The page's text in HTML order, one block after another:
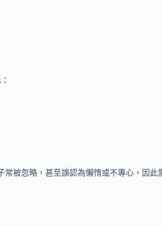
被忽略，甚至誤認為懶惰或不專心，因此